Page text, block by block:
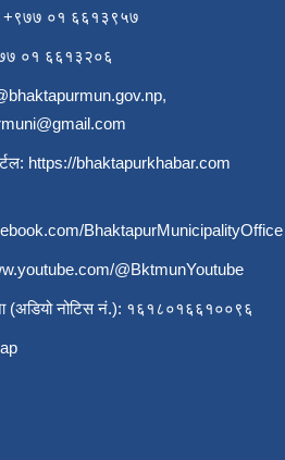
+९७७ ०१ ६६१३९५७
०१ ६६१३२०६
,
https://bhaktapurkhabar.com
BhaktapurMunicipalityOffice
@BktmunYoutube
(अडियो नोटिस नं.): १६१८०१६६१००९६